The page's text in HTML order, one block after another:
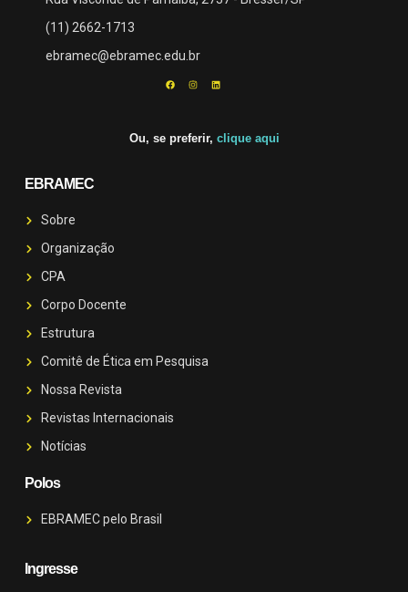
(11) 2662-1713
ebramec@ebramec.edu.br
Ou, se preferir, clique aqui
EBRAMEC
Sobre
Organização
CPA
Corpo Docente
Estrutura
Comitê de Ética em Pesquisa
Nossa Revista
Revistas Internacionais
Notícias
Polos
EBRAMEC pelo Brasil
Ingresse